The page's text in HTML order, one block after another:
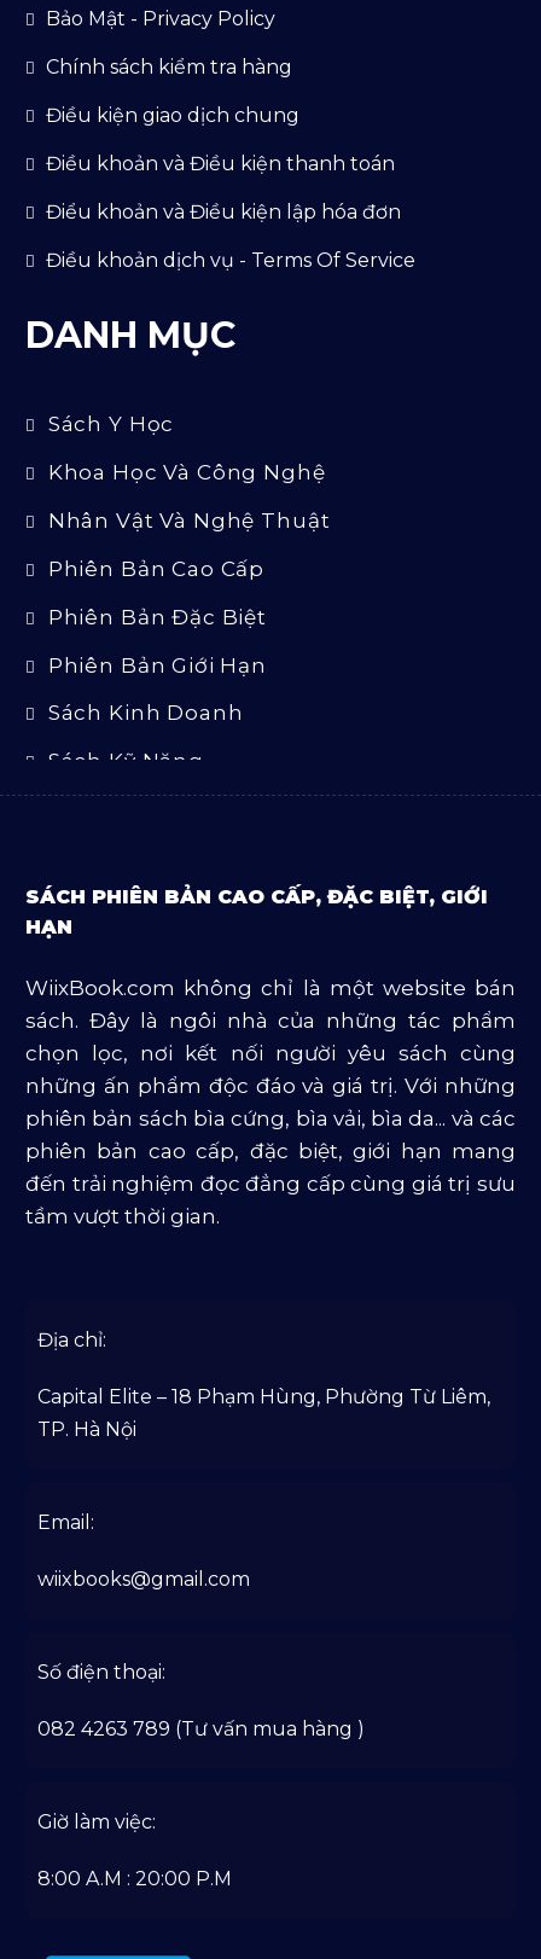
Bảo Mật - Privacy Policy
Chính sách kiểm tra hàng
Điều kiện giao dịch chung
Điều khoản và Điều kiện thanh toán
Điểu khoản và Điều kiện lập hóa đơn
Điều khoản dịch vụ - Terms Of Service
DANH MỤC
Sách Y Học
Khoa Học Và Công Nghệ
Nhân Vật Và Nghệ Thuật
Phiên Bản Cao Cấp
Phiên Bản Đặc Biệt
Phiên Bản Giới Hạn
Sách Kinh Doanh
Sách Kỹ Năng
Sách Tôn Giáo
Truyện Và Tiểu Thuyết
Văn Học Và Lịch Sử
SÁCH PHIÊN BẢN CAO CẤP, ĐẶC BIỆT, GIỚI
HẠN
WiixBook.com không chỉ là một website bán
sách. Đây là ngôi nhà của những tác phẩm
chọn lọc, nơi kết nối người yêu sách cùng
những ấn phẩm độc đáo và giá trị. Với những
phiên bản sách bìa cứng, bìa vải, bìa da... và các
phiên bản cao cấp, đặc biệt, giới hạn mang
đến trải nghiệm đọc đẳng cấp cùng giá trị sưu
tầm vượt thời gian.
Địa chỉ:
Capital Elite – 18 Phạm Hùng, Phường Từ Liêm,
TP. Hà Nội
Email:
wiixbooks@gmail.com
Số điện thoại:
082 4263 789 (Tư vấn mua hàng )
Giờ làm việc:
8:00 A.M : 20:00 P.M